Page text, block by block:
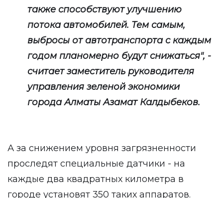
также способствуют улучшению
потока автомобилей. Тем самым,
выбросы от автотранспорта с каждым
годом планомерно будут снижаться", -
считает заместитель руководителя
управления зеленой экономики
города Алматы Азамат Калдыбеков.
А за снижением уровня загрязненности
проследят специальные датчики - на
каждые два квадратных километра в
городе установят 350 таких аппаратов.